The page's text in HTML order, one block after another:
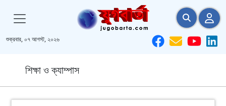
শুক্রবার, ০৭ আগস্ট, ২০২৬
শিক্ষা ও ক্যাম্পাস